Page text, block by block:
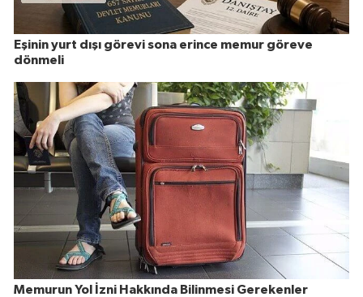
Eşinin yurt dışı görevi sona erince memur göreve
dönmeli
Memurun Yol İzni Hakkında Bilinmesi Gerekenler